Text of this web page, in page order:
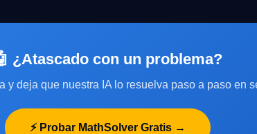
¿Atascado con un problema?
y deja que nuestra IA lo resuelva paso a paso en
⚡ Probar MathSolver Gratis →